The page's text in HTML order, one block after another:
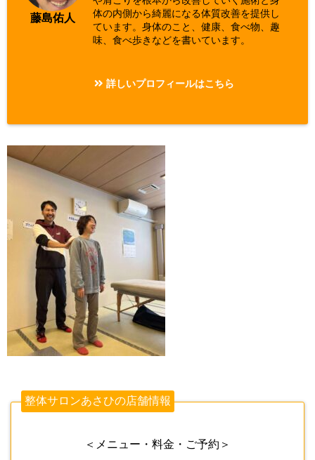
藤島佑人
体の内側から綺麗になる体質改善を提供し
ています。身体のこと、健康、食べ物、趣
味、食べ歩きなどを書いています。
詳しいプロフィールはこちら
整体サロンあさひの店舗情報
＜メニュー・料金・ご予約＞